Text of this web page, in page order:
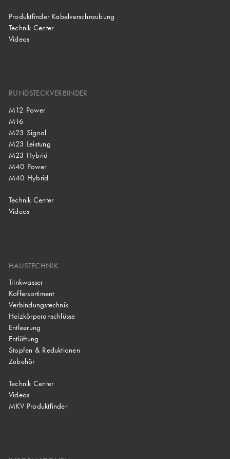
Produktfinder Kabelverschraubung
Technik Center
Videos
RUNDSTECKVERBINDER
M12 Power
M16
M23 Signal
M23 Leistung
M23 Hybrid
M40 Power
M40 Hybrid
Technik Center
Videos
HAUSTECHNIK
Trinkwasser
Koffersortiment
Verbindungstechnik
Heizkörperanschlüsse
Entleerung
Entlüftung
Stopfen & Reduktionen
Zubehör
Technik Center
Videos
MKV Produktfinder